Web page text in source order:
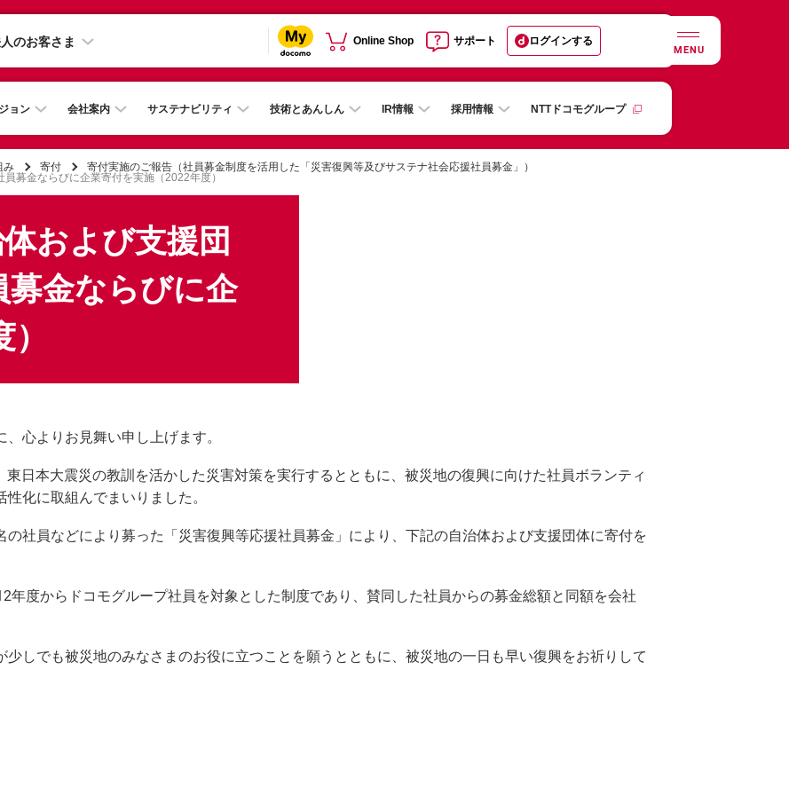
のお客さま Online Shop サポート ログインする
MENU
ョン 会社案内 サステナビリティ 技術とあんしん IR情報 採用情報 NTTドコモグループ
み 寄付
寄付実施のご報告（社員募金制度を活用した「災害復興等及びサステナ社会応援社員募金」）
募金ならびに企業寄付を実施（2022年度）
および支援団
金ならびに企
心よりお見舞い申し上げます。
日本大震災の教訓を活かした災害対策を実行するとともに、被災地の復興に向けた社員ボランティ
化に取組んでまいりました。
の社員などにより募った「災害復興等応援社員募金」により、下記の自治体および支援団体に寄付を
年度からドコモグループ社員を対象とした制度であり、賛同した社員からの募金総額と同額を会社
少しでも被災地のみなさまのお役に立つことを願うとともに、被災地の一日も早い復興をお祈りして